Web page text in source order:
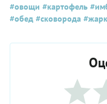
#овощи #картофель
#обед #сковорода